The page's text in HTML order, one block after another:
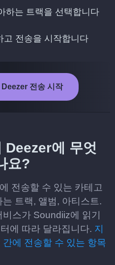
하는 트랙을 선택합니다
고 전송을 시작합니다
전송 시작
에 무엇
요?
전송할 수 있는 카테고
트랙, 앨범, 아티스트.
스가 Soundiiz에 읽기
에 따라 달라집니다. 지
에 전송할 수 있는 항목